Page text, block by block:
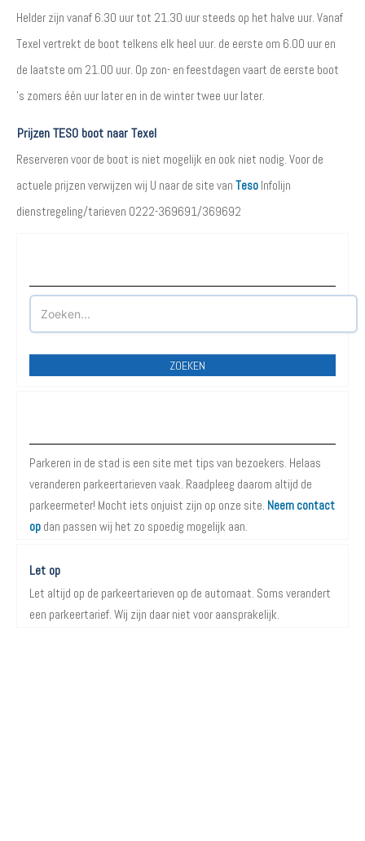
Helder zijn vanaf 6.30 uur tot 21.30 uur steeds op het halve uur. Vanaf
Texel vertrekt de boot telkens elk heel uur. de eerste om 6.00 uur en
de laatste om 21.00 uur. Op zon- en feestdagen vaart de eerste boot
's zomers één uur later en in de winter twee uur later.
Prijzen TESO boot naar Texel
Reserveren voor de boot is niet mogelijk en ook niet nodig. Voor de
actuele prijzen verwijzen wij U naar de site van Teso Infolijn
dienstregeling/tarieven 0222-369691/369692
ZOEKEN
Parkeren in de stad is een site met tips van bezoekers. Helaas
veranderen parkeertarieven vaak. Raadpleeg daarom altijd de
parkeermeter! Mocht iets onjuist zijn op onze site. Neem contact
op dan passen wij het zo spoedig mogelijk aan.
Let op
Let altijd op de parkeertarieven op de automaat. Soms verandert
een parkeertarief. Wij zijn daar niet voor aansprakelijk.